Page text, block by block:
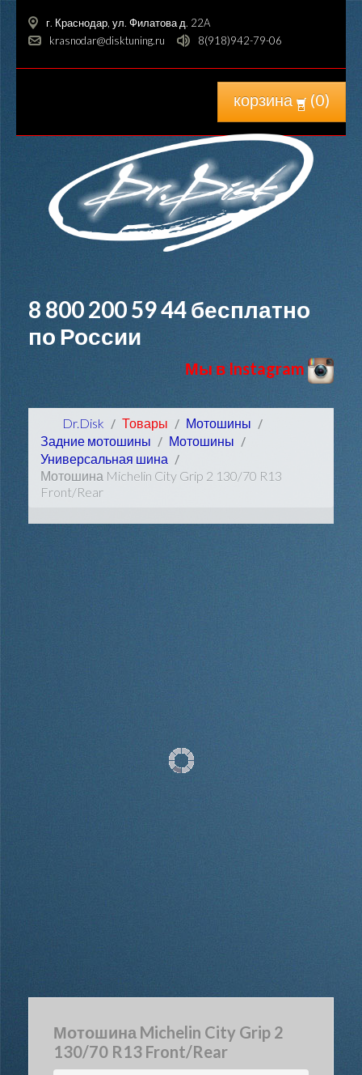
г. Краснодар, ул. Филатова д. 22A
krasnodar@disktuning.ru
8(918)942-79-06
корзина (0)
8 800 200 59 44бесплатно
по России
Мы в Instagram
Dr.Disk Товары
Мотошины
Задние мотошины
Мотошины
Универсальная шина
Мотошина Michelin City Grip 2 130/70 R13
Front/Rear
Мотошина Michelin City Grip 2
130/70 R13 Front/Rear